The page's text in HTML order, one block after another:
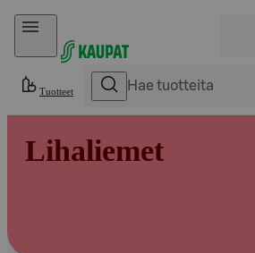
Hyppää sisältöön
Tuotteet
Lihaliemet